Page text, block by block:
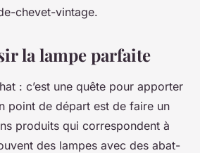
chevet-vintage.
la lampe parfaite
: c’est une quête pour apporter
point de départ est de faire un
produits qui correspondent à
des lampes avec des abat-